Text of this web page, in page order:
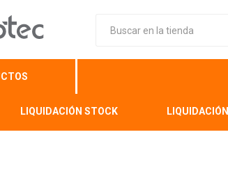
LIQUIDACIÓN STOCK